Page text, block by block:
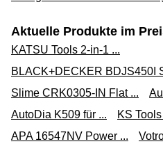
Aktuelle Produkte im
KATSU Tools 2-in-1 ...
BLACK+DECKER BDJS450I
Slime CRK0305-IN Flat ...
AutoDia K509 für ...
KS
APA 16547NV Power ...